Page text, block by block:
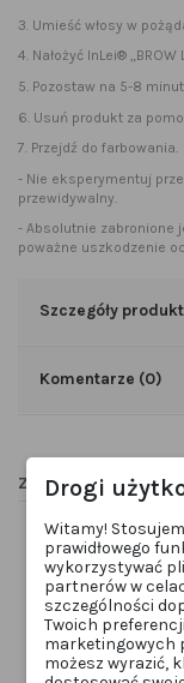
3. Umieść włosy w
4. Nałożyć InLei®
5. Pozostaw na 5-8
6. Usuń produkt za
7. Przejdź do farbowania.
- Nie eksperymentuj
przewidywalny.
- Absolutnie zabronione
poważne uszkodzenie
Szczegóły
Komentarze (0)
Zobacz także
Drogi
Witamy!
prawidłowego
wykorzystywać
partnerów w
szczególności
Twoich
marketingowych
możesz wyrazić,